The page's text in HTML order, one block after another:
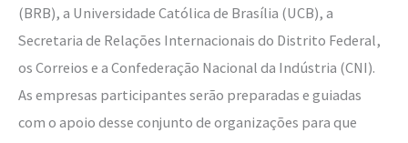
(BRB), a Universidade Católica de Brasília (UCB), a
Secretaria de Relações Internacionais do Distrito Federal,
os Correios e a Confederação Nacional da Indústria (CNI).
As empresas participantes serão preparadas e guiadas
com o apoio desse conjunto de organizações para que